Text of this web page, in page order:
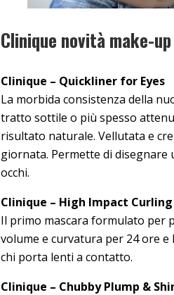
Clinique novità make-
Clinique – Quickliner for Eyes
La morbida consistenza della
tratto sottile o più spesso
risultato naturale. Vellutata e
giornata. Permette di
occhi.
Clinique – High Impact
Il primo mascara formulato per
volume e curvatura per 24 ore
chi porta lenti a contatto.
Clinique – Chubby Plump &